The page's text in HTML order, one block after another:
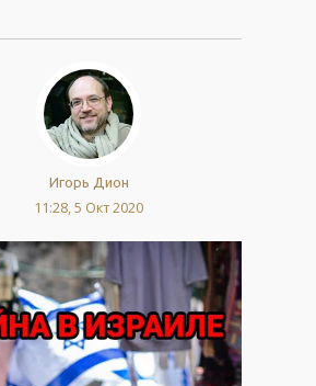
Игорь Дион
11:28, 5 Окт 2020